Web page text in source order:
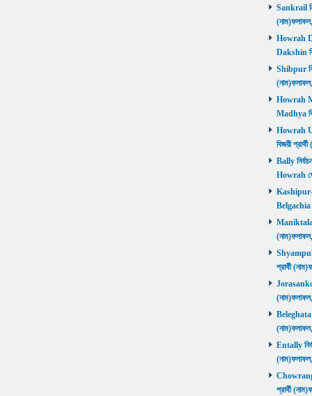
Sankrail
Howrah
Dakshin
Shibpur
Howrah
Madhya
Howrah
বিজয়ী
Bally
Howrah
Kashipur-
Belgachia
Maniktala
প্রার্থী
Jorasanko
Beleghata
Entally
প্রার্থী